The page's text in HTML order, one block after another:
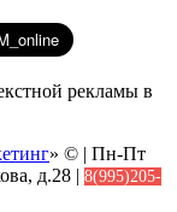
рекламы в
» © | Пн-Пт
д.28 | 8(995)205-